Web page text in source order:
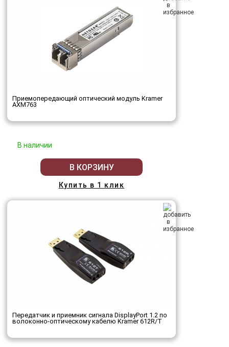
Приемопередающий оптический модуль Kramer
AXM763
В наличии
В КОРЗИНУ
Купить в 1 клик
Передатчик и приемник сигнала DisplayPort 1.2 по
волоконно-оптическому кабелю Kramer 612R/T